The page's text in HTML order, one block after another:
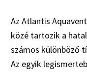
Az Atlantis
közé tartozik a
számos különböző
Az egyik